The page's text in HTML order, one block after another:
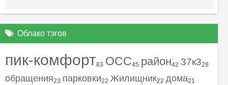
Облако тэгов
пик-комфорт83 ОСС45 район42 37к328
обращения23 парковки22 Жилищник22 дома21